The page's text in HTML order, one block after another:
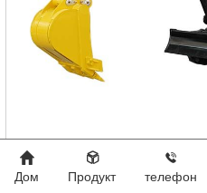
rippa r350
Дом Продукт телефон